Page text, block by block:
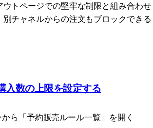
ウトページでの堅牢な制限と組み合わせ
別チャネルからの注文もブロックできる
入数の上限を設定する
ら「予約販売ルール一覧」を開く